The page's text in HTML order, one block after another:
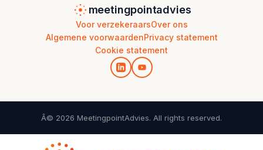
meetingpointadvies
Voor verzekeraarsOver ons
Algemene voorwaardenPrivacy statement
Cookie statement
Â© 2026 MeetingpointAdvies. All rights reserved.